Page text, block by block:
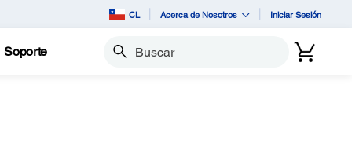
CL Acerca de Nosotros Iniciar Sesión
Soporte Buscar